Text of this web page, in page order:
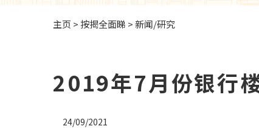
主页 >按揭全面睇 >新闻/研究
2019年7月份银行
24/09/2021